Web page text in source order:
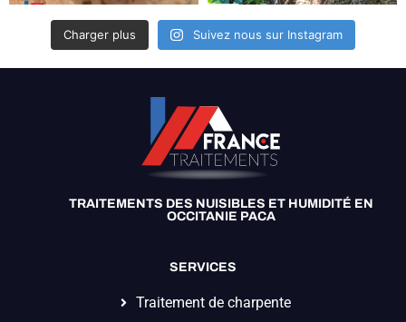
Charger plus Suivez nous sur Instagram
TRAITEMENTS DES NUISIBLES ET HUMIDITÉ EN
OCCITANIE PACA
SERVICES
Traitement de charpente